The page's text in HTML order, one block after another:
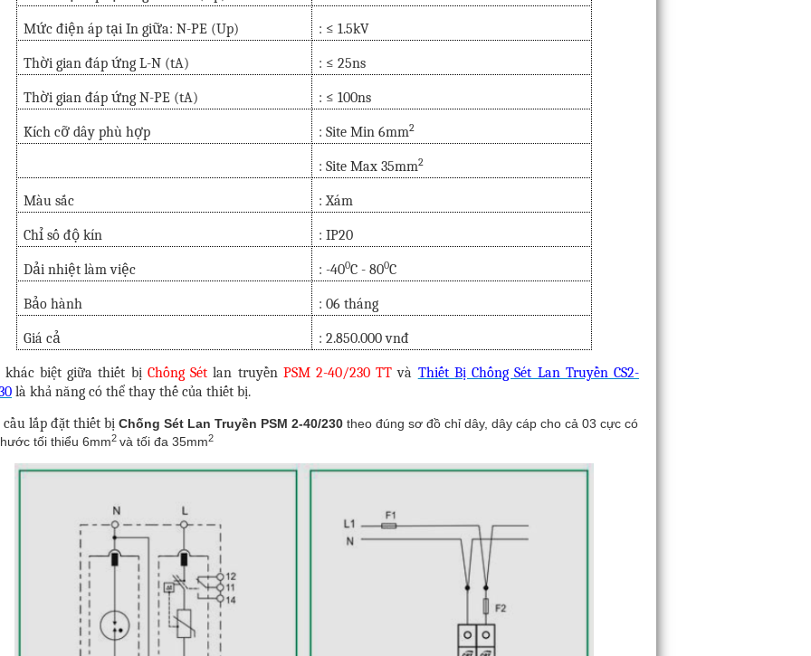
Mức điện áp tại In giữa: N-PE (Up) : ≤ 1.5kV
Thời gian đáp ứng L-N (tA) : ≤ 25ns
Thời gian đáp ứng N-PE (tA) : ≤ 100ns
Kích cỡ dây phù hợp : Site Min 6mm2
: Site Max 35mm2
Màu sắc : Xám
Chỉ số độ kín : IP20
Dải nhiệt làm việc : -400C - 800C
Bảo hành : 06 tháng
Giá cả : 2.850.000 vnđ
khác biệt giữa thiết bị Chống Sét lan truyền PSM 2-40/230 TT và Thiết Bị Chống Sét Lan Truyền CS2-
là khả năng có thể thay thế của thiết bị.
cầu lắp đặt thiết bị Chống Sét Lan Truyền PSM 2-40/230 theo đúng sơ đồ chỉ dây, dây cáp cho cả 03 cực có
tối thiểu 6mm2 và tối đa 35mm2